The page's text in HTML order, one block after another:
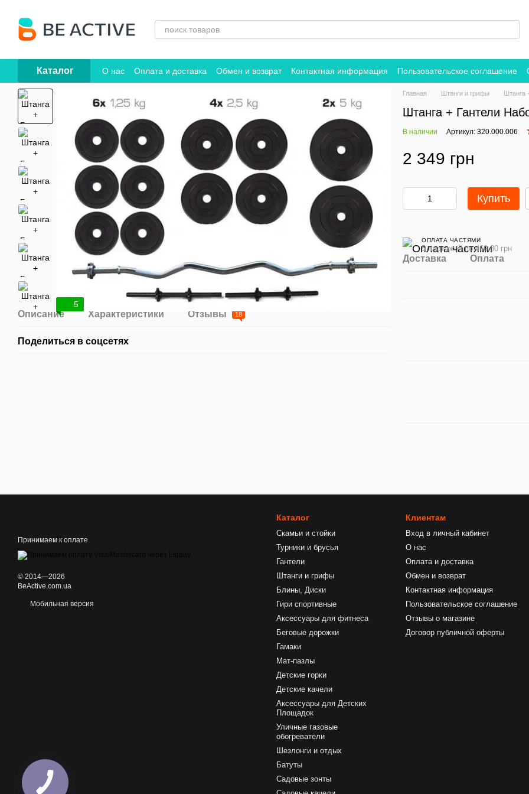
Каталог О нас Оплата и доставка Обмен и возврат Контактная информация Пользовательское соглашение
Договор публичной оферты
5
Описание Характеристики Отзывы 18
Поделиться в соцсетях
Главная Штанги и грифы Штанга
Штанга + Гантели
В наличии Артикул: 320.000.006
2 349 грн
Купить
ОПЛАТА ЧАСТЯМИ
5 платежей по 469.80 грн
Доставка Оплата
Принимаем к оплате
© 2014—2026
BeActive.com.ua
Мобильная версия
Каталог
Скамьи и стойки
Турники и брусья
Гантели
Штанги и грифы
Блины, Диски
Гири спортивные
Аксессуары для фитнеса
Беговые дорожки
Гамаки
Мат-пазлы
Детские горки
Детские качели
Аксессуары для Детских
Площадок
Уличные газовые
обогреватели
Шезлонги и отдых
Батуты
Садовые зонты
Клиентам
Вход в личный кабинет
О нас
Оплата и доставка
Обмен и возврат
Контактная информация
Пользовательское соглашение
Отзывы о магазине
Договор публичной оферты